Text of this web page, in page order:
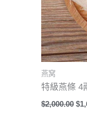
燕窝
特級燕條 4
$2,000.00 $